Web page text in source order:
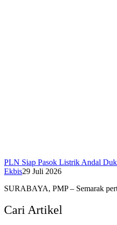
PLN Siap Pasok Listrik Andal
Ekbis29 Juli 2026
SURABAYA, PMP – Semarak
Cari Artikel